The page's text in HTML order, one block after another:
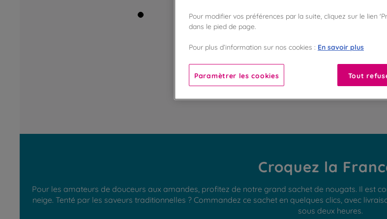
Croquez la
Pour les amateurs de douceurs aux amandes, profitez de notre grand sachet de nougats. Il est
neige. Tenté par les saveurs traditionnelles ? Commandez ce sachet en quelques clics, avec
sous deux heures.
Pour modifier vos préférences par la suite, cliquez sur le lien
dans le pied de page.
Pour plus d’information sur nos cookies : En savoir plus
Paramètrer les cookies Tout